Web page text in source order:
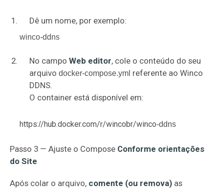
Dê um nome, por exemplo:
winco-ddns
No campo Web editor, cole o conteúdo do seu
arquivo docker-compose.yml referente ao Winco
DDNS.
O container está disponível em:
https://hub.docker.com/r/wincobr/winco-ddns
Passo 3 — Ajuste o Compose Conforme orientações
do Site
Após colar o arquivo, comente (ou remova) as